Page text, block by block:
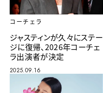
コーチェラ
ジャスティンが久々にステー
ジに復帰、2026年コーチェ
ラ出演者が決定
2025.09.16